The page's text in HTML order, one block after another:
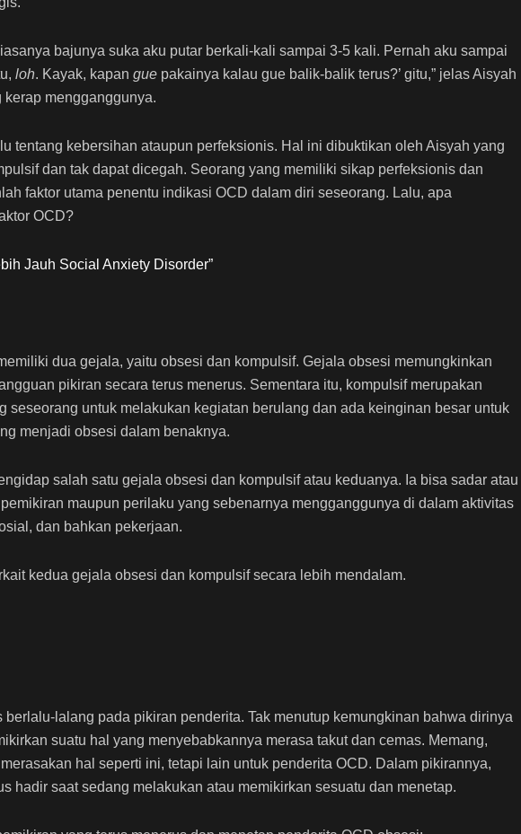
bajunya suka aku putar berkali-kali sampai 3-5 kali. Pernah aku sampai
loh. Kayak, kapan gue pakainya kalau gue balik-balik terus?’ gitu,” jelas Aisyah
mengganggunya.
tentang kebersihan ataupun perfeksionis. Hal ini dibuktikan oleh Aisyah yang
dan tak dapat dicegah. Seorang yang memiliki sikap perfeksionis dan
faktor utama penentu indikasi OCD dalam diri seseorang. Lalu, apa
OCD?
Jauh Social Anxiety Disorder”
dua gejala, yaitu obsesi dan kompulsif. Gejala obsesi memungkinkan
pikiran secara terus menerus. Sementara itu, kompulsif merupakan
seseorang untuk melakukan kegiatan berulang dan ada keinginan besar untuk
menjadi obsesi dalam benaknya.
salah satu gejala obsesi dan kompulsif atau keduanya. Ia bisa sadar atau
maupun perilaku yang sebenarnya mengganggunya di dalam aktivitas
dan bahkan pekerjaan.
kedua gejala obsesi dan kompulsif secara lebih mendalam.
berlalu-lalang pada pikiran penderita. Tak menutup kemungkinan bahwa dirinya
suatu hal yang menyebabkannya merasa takut dan cemas. Memang,
hal seperti ini, tetapi lain untuk penderita OCD. Dalam pikirannya,
hadir saat sedang melakukan atau memikirkan sesuatu dan menetap.